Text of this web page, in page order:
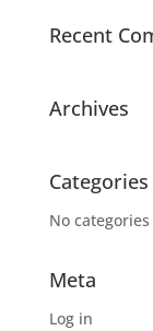
Recent
Archives
Categories
No categories
Meta
Log in